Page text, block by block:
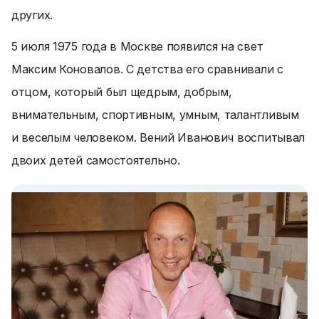
других.
5 июля 1975 года в Москве появился на свет
Максим Коновалов. С детства его сравнивали с
отцом, который был щедрым, добрым,
внимательным, спортивным, умным, талантливым
и веселым человеком. Вений Иванович воспитывал
двоих детей самостоятельно.